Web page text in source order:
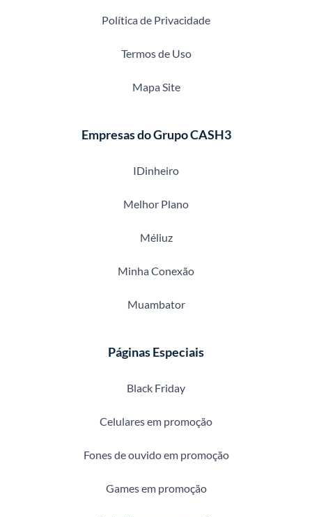
Política de Privacidade
Termos de Uso
Mapa Site
Empresas do Grupo CASH3
IDinheiro
Melhor Plano
Méliuz
Minha Conexão
Muambator
Páginas Especiais
Black Friday
Celulares em promoção
Fones de ouvido em promoção
Games em promoção